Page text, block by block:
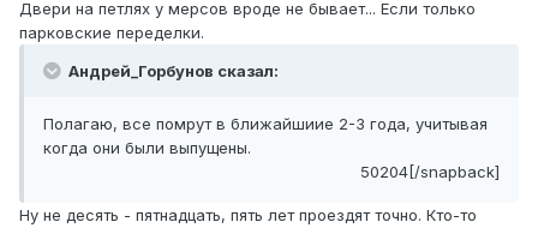
Двери на петлях у мерсов вроде не бывает... Если только
парковские переделки.
Андрей_Горбунов сказал:
Полагаю, все помрут в ближайшиие 2-3 года, учитывая
когда они были выпущены.
50204[/snapback]
Ну не десять - пятнадцать, пять лет проездят точно. Кто-то